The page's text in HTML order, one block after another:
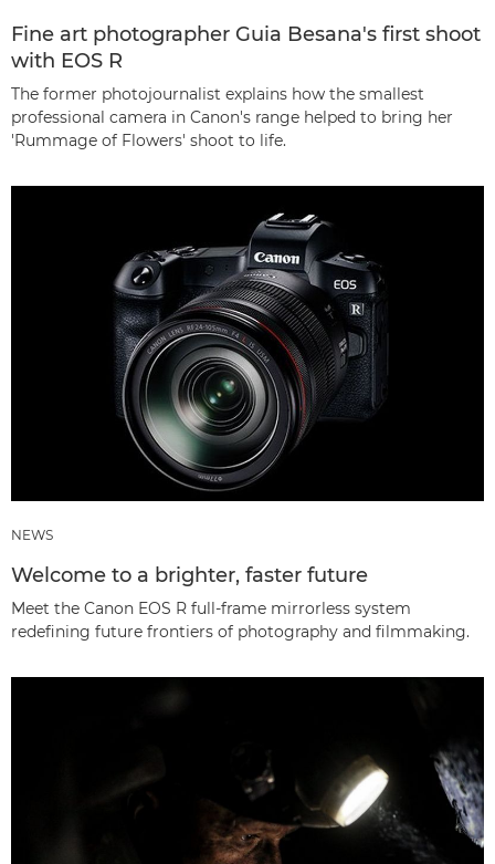
Fine art photographer Guia Besana's first shoot
with EOS R
The former photojournalist explains how the smallest
professional camera in Canon's range helped to bring her
'Rummage of Flowers' shoot to life.
NEWS
Welcome to a brighter, faster future
Meet the Canon EOS R full-frame mirrorless system
redefining future frontiers of photography and filmmaking.